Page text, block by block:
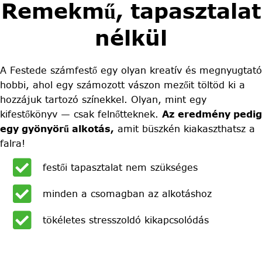
Remekmű, tapasztalat
nélkül
A Festede számfestő egy olyan kreatív és megnyugtató
hobbi, ahol egy számozott vászon mezőit töltöd ki a
hozzájuk tartozó színekkel. Olyan, mint egy
kifestőkönyv — csak felnőtteknek. Az eredmény pedig
egy gyönyörű alkotás, amit büszkén kiakaszthatsz a
falra!
festői tapasztalat nem szükséges
minden a csomagban az alkotáshoz
tökéletes stresszoldó kikapcsolódás